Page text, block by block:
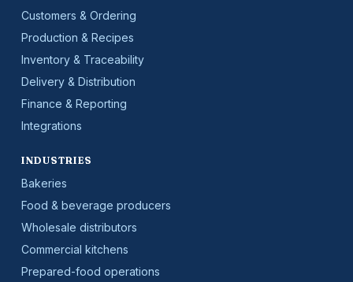
Customers & Ordering
Production & Recipes
Inventory & Traceability
Delivery & Distribution
Finance & Reporting
Integrations
INDUSTRIES
Bakeries
Food & beverage producers
Wholesale distributors
Commercial kitchens
Prepared-food operations